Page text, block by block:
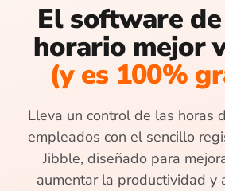
El software
horario mejor
(y es 100%
Lleva un control de las horas
empleados con el sencillo
Jibble, diseñado para
aumentar la productividad y